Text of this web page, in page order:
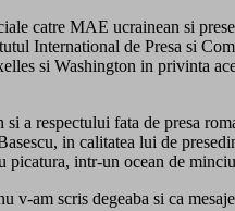
catre MAE ucrainean si
International de Presa si
si Washington in privinta
a respectului fata de presa
in calitatea lui de
intr-un ocean de
am scris degeaba si ca